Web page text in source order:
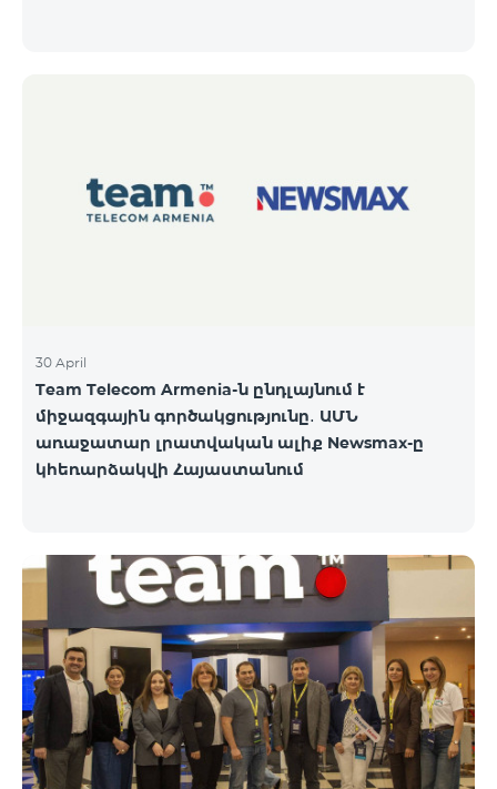
30 April
Team Telecom Armenia-ն ընդլայնում է
միջազգային գործակցությունը․ ԱՄՆ
առաջատար լրատվական ալիք Newsmax-ը
կհեռարձակվի Հայաստանում